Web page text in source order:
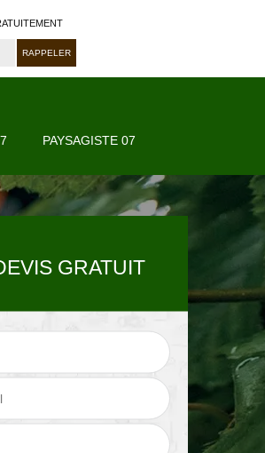
PAYSAGISTE 07
07 Jardinier 07
GRATUIT